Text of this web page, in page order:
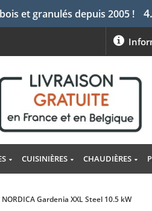
et granulés depuis 2005 !
CUISINIÈRES CHAUDIÈRES
Gardenia XXL Steel 10.5 kW